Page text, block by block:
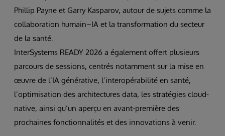
Phillip Payne et Garry Kasparov, autour de sujets comme la
collaboration humain–IA et la transformation du secteur
de la santé.
InterSystems READY 2026 a également offert plusieurs
parcours de sessions, centrés notamment sur la mise en
œuvre de l’IA générative, l’interopérabilité en santé,
l’optimisation des architectures data, les stratégies cloud-
native, ainsi qu’un aperçu en avant-première des
prochaines fonctionnalités et des innovations à venir.